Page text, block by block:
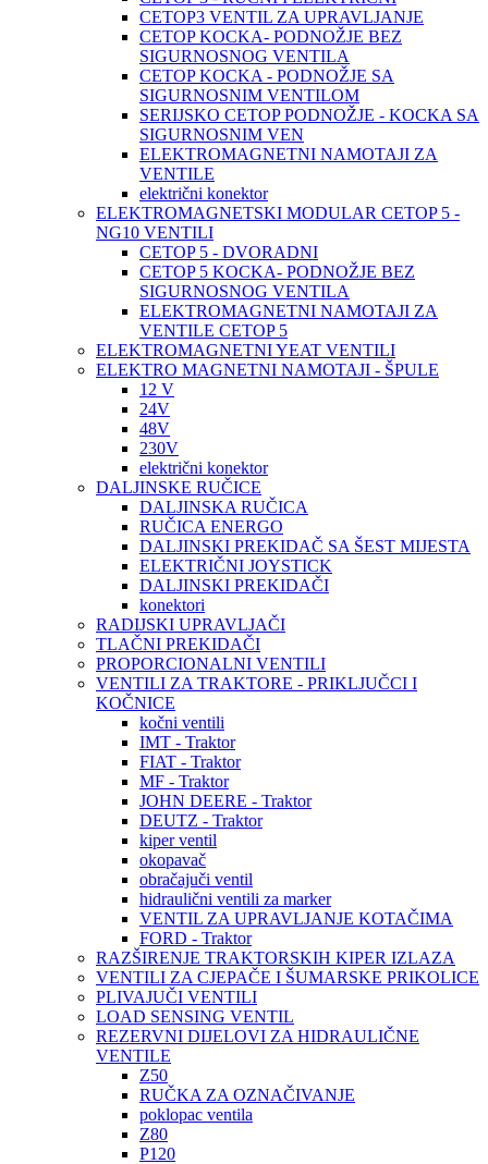
CETOP3 VENTIL ZA UPRAVLJANJE
CETOP KOCKA- PODNOŽJE BEZ
SIGURNOSNOG VENTILA
CETOP KOCKA - PODNOŽJE SA
SIGURNOSNIM VENTILOM
SERIJSKO CETOP PODNOŽJE - KOCKA SA
SIGURNOSNIM VEN
ELEKTROMAGNETNI NAMOTAJI ZA
VENTILE
električni konektor
ELEKTROMAGNETSKI MODULAR CETOP 5 -
NG10 VENTILI
CETOP 5 - DVORADNI
CETOP 5 KOCKA- PODNOŽJE BEZ
SIGURNOSNOG VENTILA
ELEKTROMAGNETNI NAMOTAJI ZA
VENTILE CETOP 5
ELEKTROMAGNETNI YEAT VENTILI
ELEKTRO MAGNETNI NAMOTAJI - ŠPULE
12 V
24V
48V
230V
električni konektor
DALJINSKE RUČICE
DALJINSKA RUČICA
RUČICA ENERGO
DALJINSKI PREKIDAČ SA ŠEST MIJESTA
ELEKTRIČNI JOYSTICK
DALJINSKI PREKIDAČI
konektori
RADIJSKI UPRAVLJAČI
TLAČNI PREKIDAČI
PROPORCIONALNI VENTILI
VENTILI ZA TRAKTORE - PRIKLJUČCI I
KOČNICE
kočni ventili
IMT - Traktor
FIAT - Traktor
MF - Traktor
JOHN DEERE - Traktor
DEUTZ - Traktor
kiper ventil
okopavač
obračajuči ventil
hidraulični ventili za marker
VENTIL ZA UPRAVLJANJE KOTAČIMA
FORD - Traktor
RAZŠIRENJE TRAKTORSKIH KIPER IZLAZA
VENTILI ZA CJEPAČE I ŠUMARSKE PRIKOLICE
PLIVAJUČI VENTILI
LOAD SENSING VENTIL
REZERVNI DIJELOVI ZA HIDRAULIČNE
VENTILE
Z50
RUČKA ZA OZNAČIVANJE
poklopac ventila
Z80
P120